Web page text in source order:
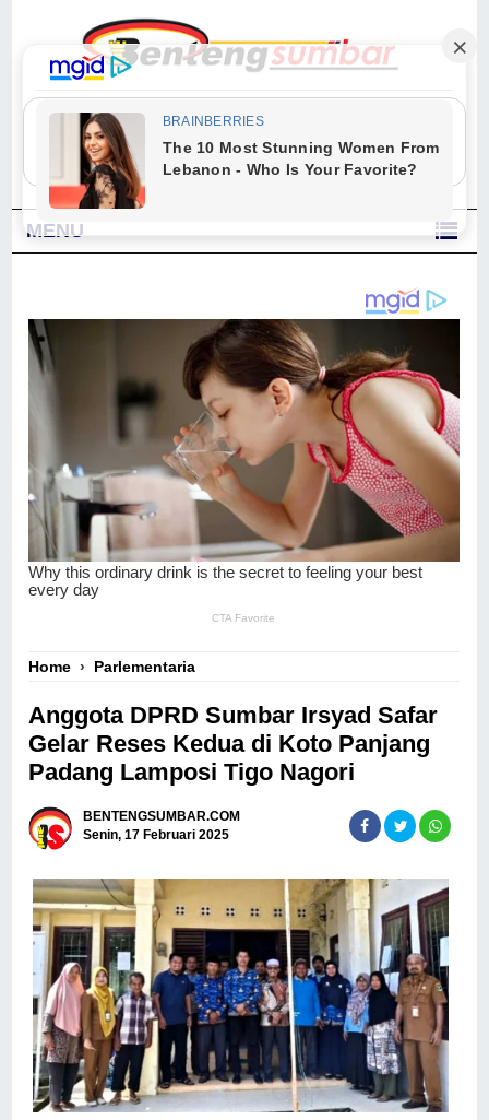
"Sesungguhnya Allah dan para malaikat-Nya berselawat untuk Nabi.
Wahai orang-orang yang beriman, berselawatlah kamu untuk Nabi dan
ucapkanlah salam dengan penuh penghormatan kepadanya." (Qs. Al
Ahzab Ayat 56)
MENU
Home › Parlementaria
Anggota DPRD Sumbar Irsyad Safar
Gelar Reses Kedua di Koto Panjang
Padang Lamposi Tigo Nagori
BENTENGSUMBAR.COM
Senin, 17 Februari 2025